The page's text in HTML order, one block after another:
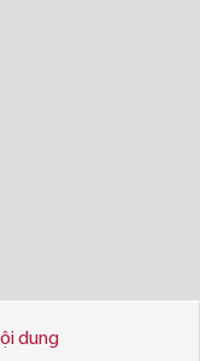
dung